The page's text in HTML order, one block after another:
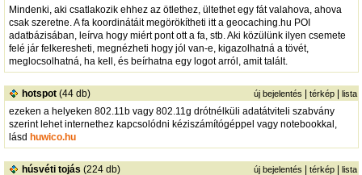
Mindenki, aki csatlakozik ehhez az ötlethez, ültethet egy fát valahova, ahova
csak szeretne. A fa koordinátáit megörökítheti itt a geocaching.hu POI
adatbázisában, leírva hogy miért pont ott a fa, stb. Aki közülünk ilyen csemete
felé jár felkeresheti, megnézheti hogy jól van-e, kigazolhatná a tövét,
meglocsolhatná, ha kell, és beírhatna egy logot arról, amit talált.
hotspot(44 db) új bejelentés | térkép| lista
ezeken a helyeken 802.11b vagy 802.11g drótnélküli adatátviteli szabvány
szerint lehet internethez kapcsolódni kéziszámítógéppel vagy notebookkal,
lásd huwico.hu
húsvéti tojás (224 db) új bejelentés | térkép| lista